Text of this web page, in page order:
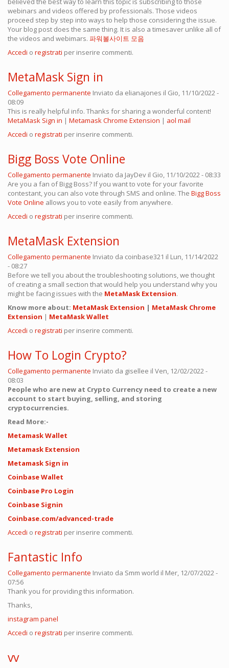
webinars and videos offered by professionals. Those videos
proceed step by step into ways to help those considering the issue.
Your blog post does the same thing. It is also a timesaver unlike all of
the videos and webimars. 파워볼사이트 모음
Accedi o registrati per inserire commenti.
MetaMask Sign in
Collegamento permanente Inviato da elianajones il Gio, 11/10/2022 -
08:09
This is really helpful info. Thanks for sharing a wonderful content!
MetaMask Sign in | Metamask Chrome Extension | aol mail
Accedi o registrati per inserire commenti.
Bigg Boss Vote Online
Collegamento permanente Inviato da JayDev il Gio, 11/10/2022 - 08:33
Are you a fan of Bigg Boss? If you want to vote for your favorite
contestant, you can also vote through SMS and online. The Bigg Boss
Vote Online allows you to vote easily from anywhere.
Accedi o registrati per inserire commenti.
MetaMask Extension
Collegamento permanente Inviato da coinbase321 il Lun, 11/14/2022
- 08:27
Before we tell you about the troubleshooting solutions, we thought
of creating a small section that would help you understand why you
might be facing issues with the MetaMask Extension.
Know more about: MetaMask Extension | MetaMask Chrome
Extension | MetaMask Wallet
Accedi o registrati per inserire commenti.
How To Login Crypto?
Collegamento permanente Inviato da gisellee il Ven, 12/02/2022 -
08:03
People who are new at Crypto Currency need to create a new
account to start buying, selling, and storing
cryptocurrencies.
Read More:-
Metamask Wallet
Metamask Extension
Metamask Sign in
Coinbase Wallet
Coinbase Pro Login
Coinbase Signin
Coinbase.com/advanced-trade
Accedi o registrati per inserire commenti.
Fantastic Info
Collegamento permanente Inviato da Smm world il Mer, 12/07/2022 -
07:56
Thank you for providing this information.
Thanks,
instagram panel
Accedi o registrati per inserire commenti.
vv